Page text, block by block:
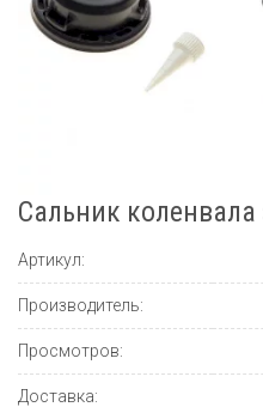
Сальник
Артикул:
Производитель:
Просмотров:
Доставка: